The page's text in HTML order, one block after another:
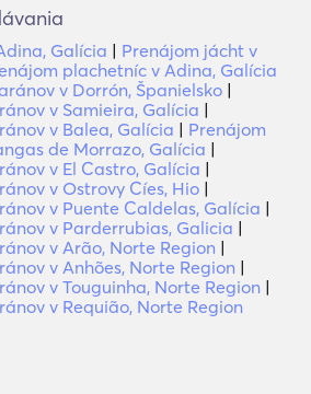
Galícia | Prenájom jácht v
plachetníc v Adina, Galícia
v Dorrón, Španielsko |
v Samieira, Galícia |
v Balea, Galícia | Prenájom
de Morrazo, Galícia |
v El Castro, Galícia |
v Ostrovy Cíes, Hio |
v Puente Caldelas, Galícia |
v Parderrubias, Galicia |
v Arão, Norte Region |
v Anhões, Norte Region |
v Touguinha, Norte Region |
v Requião, Norte Region